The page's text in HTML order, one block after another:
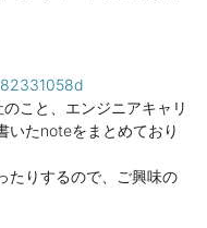
こと、エンジニアキャリ
いたnoteをまとめており
たりするので、ご興味の